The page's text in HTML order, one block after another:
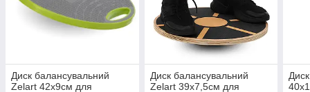
Диск балансувальний
Zelart 42х9см для
Диск балансувальний
Zelart 39х7,5см для